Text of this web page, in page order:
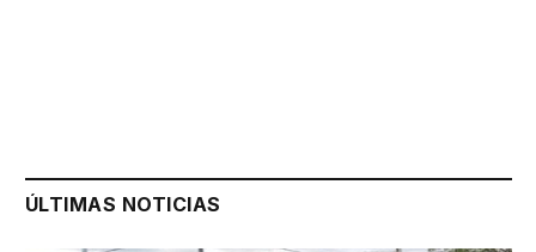
ÚLTIMAS NOTICIAS